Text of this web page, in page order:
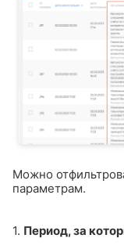
Можно
параметрам.
1. Период, за